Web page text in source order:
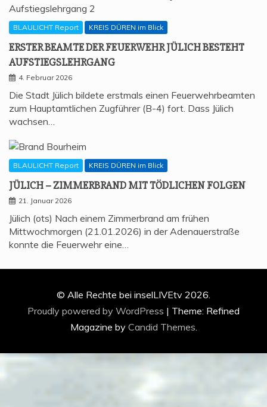
BLAULICHT Report KREIS DÜREN im Blick
ERS­TER BEAM­TE DER FEU­ER­WEHR JÜLICH BESTEHT
AUFSTIEGSLEHRGANG
4. Februar 2026
Die Stadt Jülich bildete erstmals einen Feuerwehrbeamten
zum Hauptamtlichen Zugführer (B-4) fort. Dass Jülich
wachsen…
BLAULICHT Report KREIS DÜREN im Blick
JÜLICH – ZIM­MER­BRAND MIT TÖD­LI­CHEN FOLGEN
21. Januar 2026
Jülich (ots) Nach einem Zimmerbrand am frühen
Mittwochmorgen (21.01.2026) in der Adenauerstraße
konnte die Feuerwehr eine…
© Alle Rechte bei inselLIVEtv 2026.
Proudly powered by WordPress | Theme: Refined
Magazine by Candid Themes